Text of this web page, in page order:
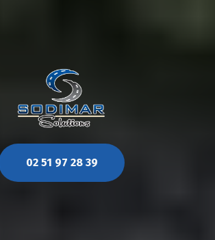
02 51 97 28 39